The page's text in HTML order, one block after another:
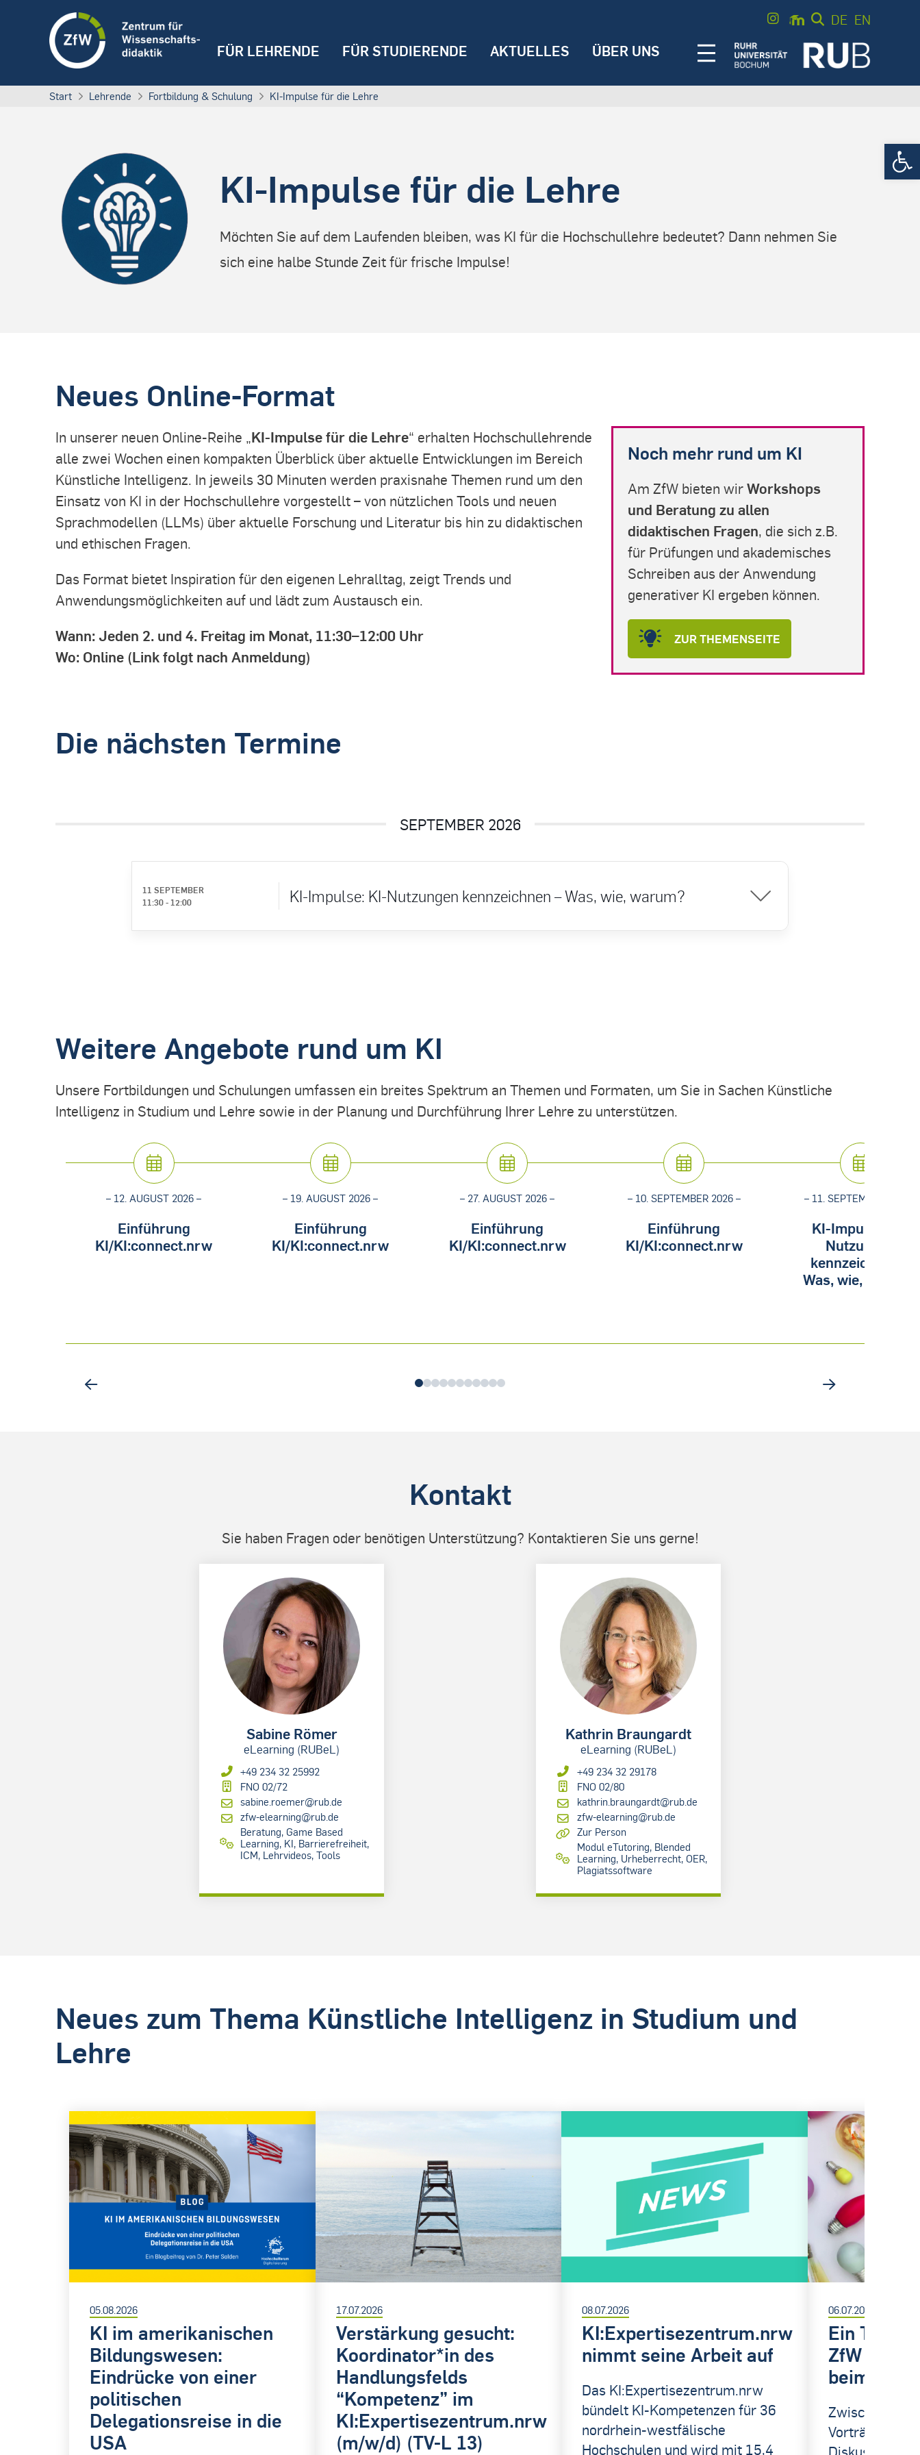
FÜR LEHRENDE FÜR STUDIERENDE AKTUELLES ÜBER UNS
DE EN
Start Lehrende Fortbildung & Schulung KI-Impulse für die Lehre
KI-Impulse für die Lehre
Möchten Sie auf dem Laufenden bleiben, was KI für die Hochschullehre bedeutet? Dann nehmen Sie
sich eine halbe Stunde Zeit für frische Impulse!
Neues Online-Format
In unserer neuen Online-Reihe „KI-Impulse für die Lehre“ erhalten Hochschullehrende
alle zwei Wochen einen kompakten Überblick über aktuelle Entwicklungen im Bereich
Künstliche Intelligenz. In jeweils 30 Minuten werden praxisnahe Themen rund um den
Einsatz von KI in der Hochschullehre vorgestellt – von nützlichen Tools und neuen
Sprachmodellen (LLMs) über aktuelle Forschung und Literatur bis hin zu didaktischen
und ethischen Fragen.
Das Format bietet Inspiration für den eigenen Lehralltag, zeigt Trends und
Anwendungsmöglichkeiten auf und lädt zum Austausch ein.
Wann: Jeden 2. und 4. Freitag im Monat, 11:30–12:00 Uhr
Wo: Online (Link folgt nach Anmeldung)
Noch mehr rund um KI
Am ZfW bieten wirWorkshops
und Beratung zu allen
didaktischen Fragen, die sich z.B.
für Prüfungen und akademisches
Schreiben aus der Anwendung
generativer KI ergeben können.
ZUR THEMENSEITE
Die nächsten Termine
SEPTEMBER 2026
11 SEPTEMBER
11:30-12:00 KI-Impulse: KI-Nutzungen kennzeichnen – Was, wie, warum?
Weitere Angebote rund um KI
Unsere Fortbildungen und Schulungen umfassen ein breites Spektrum an Themen und Formaten, um Sie in Sachen Künstliche
Intelligenz in Studium und Lehre sowie in der Planung und Durchführung Ihrer Lehre zu unterstützen.
– 12. AUGUST 2026 –
Einführung
KI/KI:connect.nrw
– 19. AUGUST 2026 –
Einführung
KI/KI:connect.nrw
– 27. AUGUST 2026 –
Einführung
KI/KI:connect.nrw
– 10. SEPTEMBER 2026 –
Einführung
KI/KI:connect.nrw
– 11. SEPTEMBER 2026 –
KI-Impulse: KI-
Nutzungen
kennzeichnen –
Was, wie, warum?
012345678910
Kontakt
Sie haben Fragen oder benötigen Unterstützung? Kontaktieren Sie uns gerne!
Sabine Römer
eLearning (RUBeL)
+49 234 32 25992
FNO 02/72
sabine.roemer@rub.de
zfw-elearning@rub.de
Beratung, Game Based
Learning, KI, Barrierefreiheit,
ICM, Lehrvideos, Tools
Kathrin Braungardt
eLearning (RUBeL)
+49 234 32 29178
FNO 02/80
kathrin.braungardt@rub.de
zfw-elearning@rub.de
Zur Person
Modul eTutoring, Blended
Learning, Urheberrecht, OER,
Plagiatssoftware
Neues zum Thema Künstliche Intelligenz in Studium und
Lehre
05.08.2026
KI im amerikanischen
Bildungswesen:
Eindrücke von einer
politischen
Delegationsreise in die
USA
17.07.2026
Verstärkung gesucht:
Koordinator*in des
Handlungsfelds
“Kompetenz” im
KI:Expertisezentrum.nrw
(m/w/d) (TV-L 13)
08.07.2026
KI:Expertisezentrum.nrw
nimmt seine Arbeit auf
Das KI:Expertisezentrum.nrw
bündelt KI-Kompetenzen für 36
nordrhein-westfälische
Hochschulen und wird mit 15,4
06.07.2026
Ein Tag
ZfW und
beim U:FF
Zwischen
Vorträgen,
Diskussionen